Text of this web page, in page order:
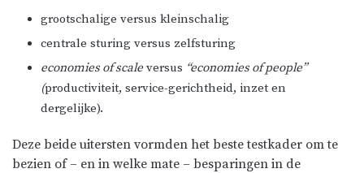
grootschalige versus kleinschalig
centrale sturing versus zelfsturing
economies of scale versus “economies of people”
(productiviteit, service-gerichtheid, inzet en
dergelijke).
Deze beide uitersten vormden het beste testkader om te
bezien of – en in welke mate – besparingen in de